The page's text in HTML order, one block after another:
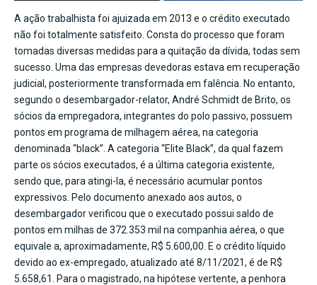
A ação trabalhista foi ajuizada em 2013 e o crédito executado
não foi totalmente satisfeito. Consta do processo que foram
tomadas diversas medidas para a quitação da dívida, todas sem
sucesso. Uma das empresas devedoras estava em recuperação
judicial, posteriormente transformada em falência. No entanto,
segundo o desembargador-relator, André Schmidt de Brito, os
sócios da empregadora, integrantes do polo passivo, possuem
pontos em programa de milhagem aérea, na categoria
denominada “black”. A categoria “Elite Black”, da qual fazem
parte os sócios executados, é a última categoria existente,
sendo que, para atingi-la, é necessário acumular pontos
expressivos. Pelo documento anexado aos autos, o
desembargador verificou que o executado possui saldo de
pontos em milhas de 372.353 mil na companhia aérea, o que
equivale a, aproximadamente, R$ 5.600,00. E o crédito líquido
devido ao ex-empregado, atualizado até 8/11/2021, é de R$
5.658,61. Para o magistrado, na hipótese vertente, a penhora